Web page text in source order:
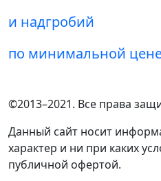
и надгробий
по минимальной
©2013–2021. Все права
Данный сайт носит
характер и ни при каких
публичной офертой.